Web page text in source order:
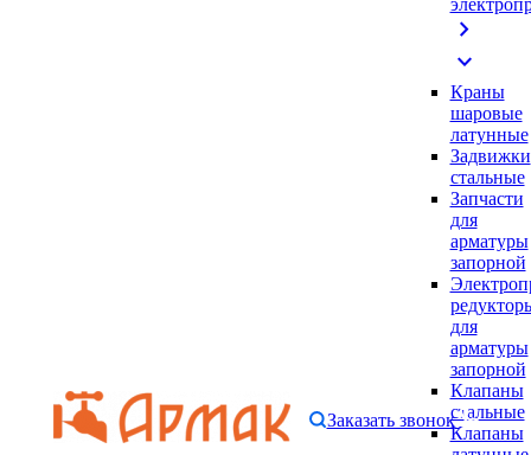
chevron_right
expand_more
Краны
шаровые
латунные
Задвижки
стальные
Запчасти
для
арматуры
запорной
для
арматуры
запорной
Клапаны
стальные
Клапаны
Заказать звонок